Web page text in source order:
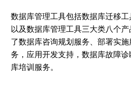
数据库管理工具包括数据库迁移
以及数据库管理工具三大类八个
了数据库咨询规划服务、部署实
务，应用开发支持，数据库故障
库培训服务。